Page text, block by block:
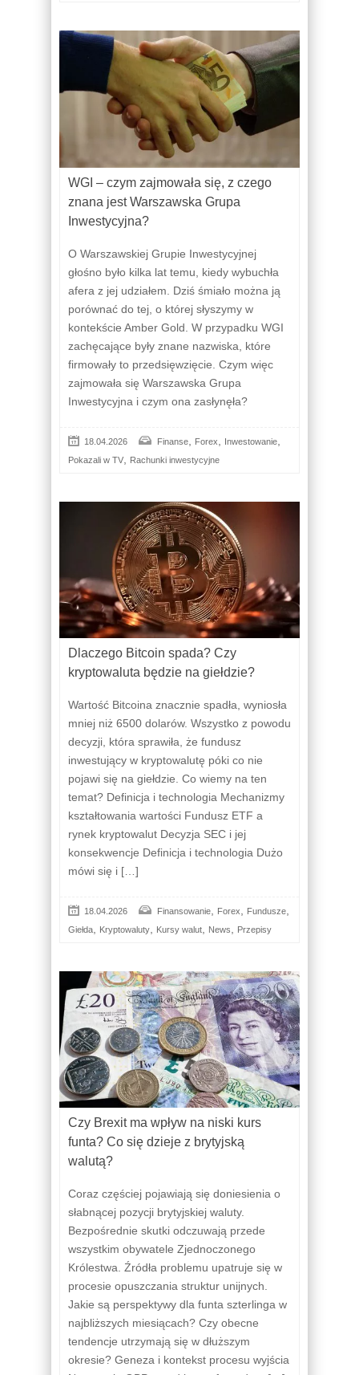
WGI – czym zajmowała się, z czego
znana jest Warszawska Grupa
Inwestycyjna?
O Warszawskiej Grupie Inwestycyjnej
głośno było kilka lat temu, kiedy wybuchła
afera z jej udziałem. Dziś śmiało można ją
porównać do tej, o której słyszymy w
kontekście Amber Gold. W przypadku WGI
zachęcające były znane nazwiska, które
firmowały to przedsięwzięcie. Czym więc
zajmowała się Warszawska Grupa
Inwestycyjna i czym ona zasłynęła?
18.04.2026 Finanse Forex Inwestowanie
Pokazali w TV Rachunki inwestycyjne
Dlaczego Bitcoin spada? Czy
kryptowaluta będzie na giełdzie?
Wartość Bitcoina znacznie spadła, wyniosła
mniej niż 6500 dolarów. Wszystko z powodu
decyzji, która sprawiła, że fundusz
inwestujący w kryptowalutę póki co nie
pojawi się na giełdzie. Co wiemy na ten
temat? Definicja i technologia Mechanizmy
kształtowania wartości Fundusz ETF a
rynek kryptowalut Decyzja SEC i jej
konsekwencje Definicja i technologia Dużo
mówi się i […]
18.04.2026 Finansowanie Forex Fundusze
Giełda Kryptowaluty Kursy walut News Przepisy
Czy Brexit ma wpływ na niski kurs
funta? Co się dzieje z brytyjską
walutą?
Coraz częściej pojawiają się doniesienia o
słabnącej pozycji brytyjskiej waluty.
Bezpośrednie skutki odczuwają przede
wszystkim obywatele Zjednoczonego
Królestwa. Źródła problemu upatruje się w
procesie opuszczania struktur unijnych.
Jakie są perspektywy dla funta szterlinga w
najbliższych miesiącach? Czy obecne
tendencje utrzymają się w dłuższym
okresie? Geneza i kontekst procesu wyjścia